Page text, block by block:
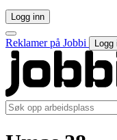
Logg inn
Reklamer på Jobbi